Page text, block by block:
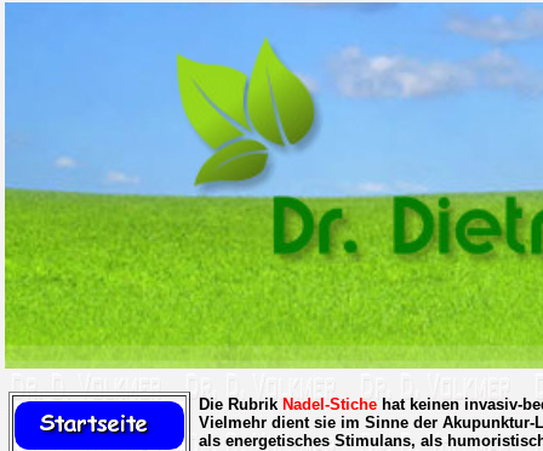
Die Rubrik Nadel-Stiche hat keinen invasiv-
Vielmehr dient sie im Sinne der
als energetisches Stimulans, als